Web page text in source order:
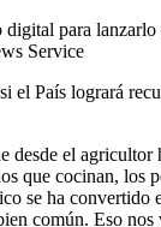
digital para lanzarlo
Service
el País logrará
desde el agricultor
que cocinan, los
se ha convertido
común. Eso nos